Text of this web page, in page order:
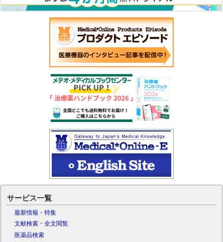
サービス一覧
最新情報・特集
文献検索・全文閲覧
医薬品検索